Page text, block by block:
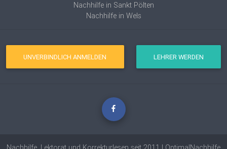
Nachhilfe in Sankt Pölten
Nachhilfe in Wels
UNVERBINDLICH ANMELDEN LEHRER WERDEN